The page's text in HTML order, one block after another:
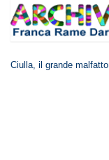
Ciulla, il grande